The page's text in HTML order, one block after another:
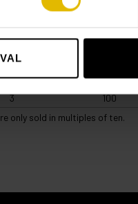
3 80
3
3 100
3 100
only sold in multiples of ten.